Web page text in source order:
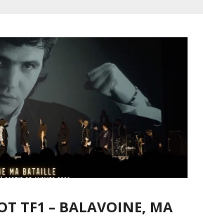
TF1 – BALAVOINE, MA